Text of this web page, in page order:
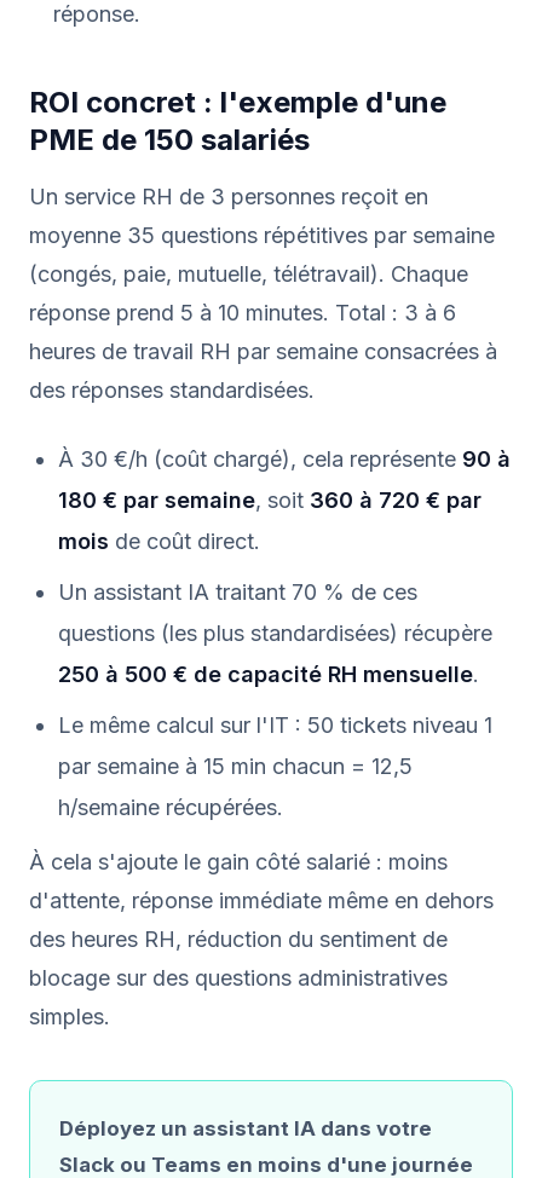
réponse.
ROI concret : l'exemple d'une
PME de 150 salariés
Un service RH de 3 personnes reçoit en
moyenne 35 questions répétitives par semaine
(congés, paie, mutuelle, télétravail). Chaque
réponse prend 5 à 10 minutes. Total : 3 à 6
heures de travail RH par semaine consacrées à
des réponses standardisées.
À 30 €/h (coût chargé), cela représente 90 à
180 € par semaine, soit 360 à 720 € par
mois de coût direct.
Un assistant IA traitant 70 % de ces
questions (les plus standardisées) récupère
250 à 500 € de capacité RH mensuelle.
Le même calcul sur l'IT : 50 tickets niveau 1
par semaine à 15 min chacun = 12,5
h/semaine récupérées.
À cela s'ajoute le gain côté salarié : moins
d'attente, réponse immédiate même en dehors
des heures RH, réduction du sentiment de
blocage sur des questions administratives
simples.
Déployez un assistant IA dans votre
Slack ou Teams en moins d'une journée